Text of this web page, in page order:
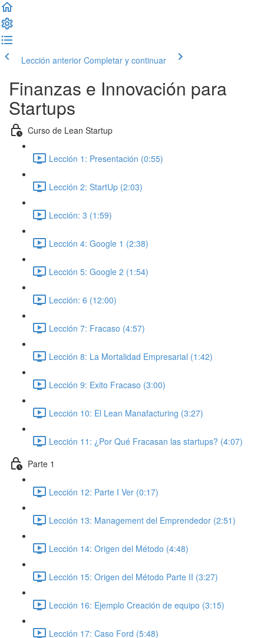
Lección anterior Completar y continuar
Finanzas e Innovación para
Startups
Curso de Lean Startup
Lección 1: Presentación (0:55)
Lección 2: StartUp (2:03)
Lección: 3 (1:59)
Lección 4: Google 1 (2:38)
Lección 5: Google 2 (1:54)
Lección: 6 (12:00)
Lección 7: Fracaso (4:57)
Lección 8: La Mortalidad Empresarial (1:42)
Lección 9: Exito Fracaso (3:00)
Lección 10: El Lean Manafacturing (3:27)
Lección 11: ¿Por Qué Fracasan las startups? (4:07)
Parte 1
Lección 12: Parte I Ver (0:17)
Lección 13: Management del Emprendedor (2:51)
Lección 14: Origen del Método (4:48)
Lección 15: Origen del Método Parte II (3:27)
Lección 16: Ejemplo Creación de equipo (3:15)
Lección 17: Caso Ford (5:48)